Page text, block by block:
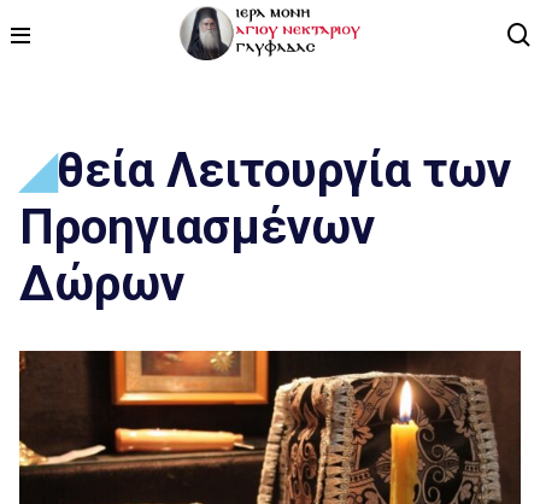
ΠΡΟΓΡΑΜΜΑ
ΒΙΝΤΕΟ
ΑΓΙΟΛΟΓΙΟ - ΒΙΟΙ ΑΓΙΩΝ
ΕΠΙΚΟΙΝΩΝΙΑ
θεία Λειτουργία των
Προηγιασμένων
Δώρων